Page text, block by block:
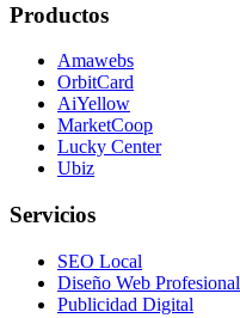
Productos
Amawebs
OrbitCard
AiYellow
MarketCoop
Lucky Center
Ubiz
Servicios
SEO Local
Diseño Web Profesional
Publicidad Digital